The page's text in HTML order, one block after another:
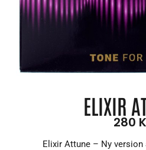
ELIXIR
280
Elixir Attune – Ny